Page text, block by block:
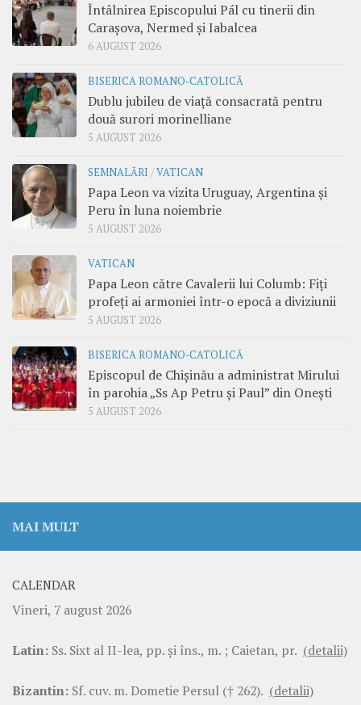
Întâlnirea Episcopului Pál cu tinerii din
Carașova, Nermed și Iabalcea
6 AUGUST 2026
BISERICA ROMANO-CATOLICĂ
Dublu jubileu de viață consacrată pentru
două surori morinelliane
5 AUGUST 2026
SEMNALĂRI /VATICAN
Papa Leon va vizita Uruguay, Argentina și
Peru în luna noiembrie
5 AUGUST 2026
VATICAN
Papa Leon către Cavalerii lui Columb: Fiți
profeți ai armoniei într-o epocă a diviziunii
5 AUGUST 2026
BISERICA ROMANO-CATOLICĂ
Episcopul de Chișinău a administrat Mirului
în parohia „Ss Ap Petru și Paul” din Onești
5 AUGUST 2026
MAI MULT
CALENDAR
Vineri, 7 august 2026
Latin: Ss. Sixt al II-lea, pp. şi îns., m. ; Caietan, pr. (detalii)
Bizantin: Sf. cuv. m. Dometie Persul († 262). (detalii)